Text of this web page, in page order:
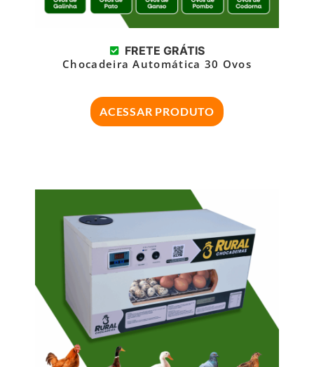
FRETE GRÁTIS
Chocadeira Automática 30 Ovos
ACESSAR PRODUTO